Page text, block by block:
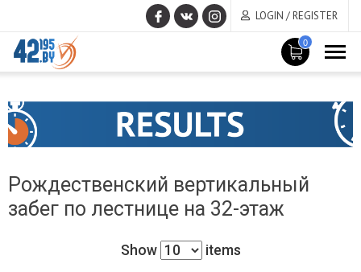
LOGIN / REGISTER
0
MAIN
CONTENT
17
2015
Рождественский вертикальный
забег по лестнице на 32-этаж
Show
items